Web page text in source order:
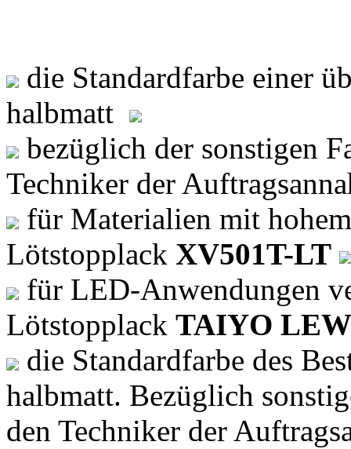
die Standardfarbe einer
halbmatt
bezüglich der sonstigen
Techniker der
für Materialien mit
Lötstopplack XV501T-LT
für LED-Anwendungen
Lötstopplack TAIYO
die Standardfarbe des
halbmatt. Bezüglich
den Techniker der